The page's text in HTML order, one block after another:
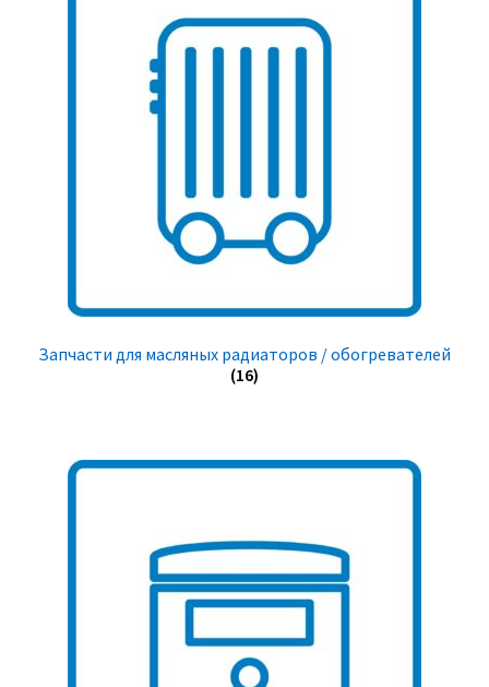
Запчасти для масляных радиаторов / обогревателей
(16)